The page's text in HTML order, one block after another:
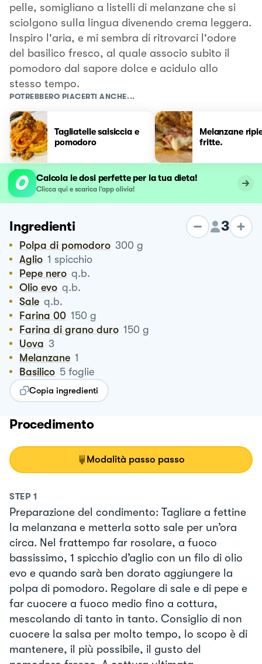
pelle, somigliano a listelli di melanzane che si
sciolgono sulla lingua divenendo crema leggera.
Inspiro l'aria, e mi sembra di ritrovarci l'odore
del basilico fresco, al quale associo subito il
pomodoro dal sapore dolce e acidulo allo
stesso tempo.
POTREBBERO PIACERTI ANCHE...
Tagliatelle salsiccia e
pomodoro
Melanzane
fritte.
Calcola le dosi perfette per la tua dieta!
Clicca qui e scarica l’app olivia!
Ingredienti 3
Polpa di pomodoro 300 g
Aglio 1 spicchio
Pepe nero q.b.
Olio evo q.b.
Sale q.b.
Farina 00 150 g
Farina di grano duro 150 g
Uova 3
Melanzane 1
Basilico 5 foglie
Copia ingredienti
Procedimento
Modalità passo passo
STEP 1
Preparazione del condimento: Tagliare a fettine
la melanzana e metterla sotto sale per un’ora
circa. Nel frattempo far rosolare, a fuoco
bassissimo, 1 spicchio d’aglio con un filo di olio
evo e quando sarà ben dorato aggiungere la
polpa di pomodoro. Regolare di sale e di pepe e
far cuocere a fuoco medio fino a cottura,
mescolando di tanto in tanto. Consiglio di non
cuocere la salsa per molto tempo, lo scopo è di
mantenere, il più possibile, il gusto del